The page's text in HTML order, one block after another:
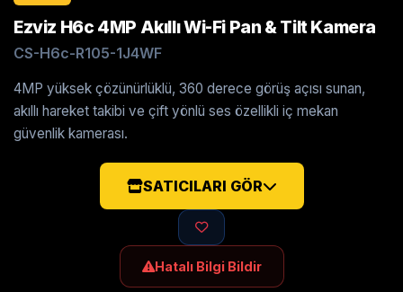
Ezviz H6c 4MP Akıllı Wi-Fi Pan & Tilt Kamera
CS-H6c-R105-1J4WF
4MP yüksek çözünürlüklü, 360 derece görüş açısı sunan,
akıllı hareket takibi ve çift yönlü ses özellikli iç mekan
güvenlik kamerası.
SATICILARI GÖR
Hatalı Bilgi Bildir